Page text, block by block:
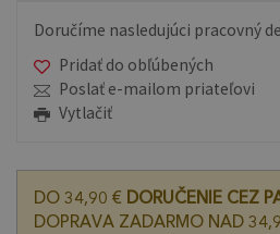
Doručíme nasledujúci pracovný
Pridať do obľúbených
Poslať e-mailom priateľovi
Vytlačiť
DO 34,90 € DORUČENIE CEZ
DOPRAVA ZADARMO NAD